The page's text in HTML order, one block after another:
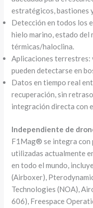
estratégicos, bastiones
Detección en todos los
hielo marino, estado del
térmicas/haloclina.
Aplicaciones
pueden detectarse en
Datos en tiempo real
recuperación, sin
integración directa con
Independiente de
F1Mag® se integra con
utilizadas actualmente
en todo el mundo,
(Airboxer),
Technologies (NOA),
606), Freespace